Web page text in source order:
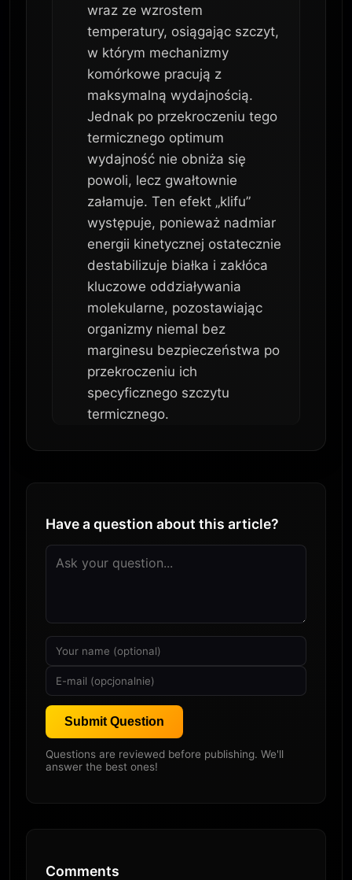
wraz ze wzrostem
temperatury, osiągając szczyt,
w którym mechanizmy
komórkowe pracują z
maksymalną wydajnością.
Jednak po przekroczeniu tego
termicznego optimum
wydajność nie obniża się
powoli, lecz gwałtownie
załamuje. Ten efekt „klifu”
występuje, ponieważ nadmiar
energii kinetycznej ostatecznie
destabilizuje białka i zakłóca
kluczowe oddziaływania
molekularne, pozostawiając
organizmy niemal bez
marginesu bezpieczeństwa po
przekroczeniu ich
specyficznego szczytu
termicznego.
Have a question about this article?
Submit Question
Questions are reviewed before publishing. We'll
answer the best ones!
Comments